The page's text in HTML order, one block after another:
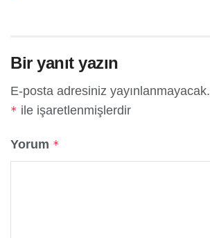
Bir yanıt yazın
E-posta adresiniz yayınlanmayacak.
* ile işaretlenmişlerdir
Yorum *